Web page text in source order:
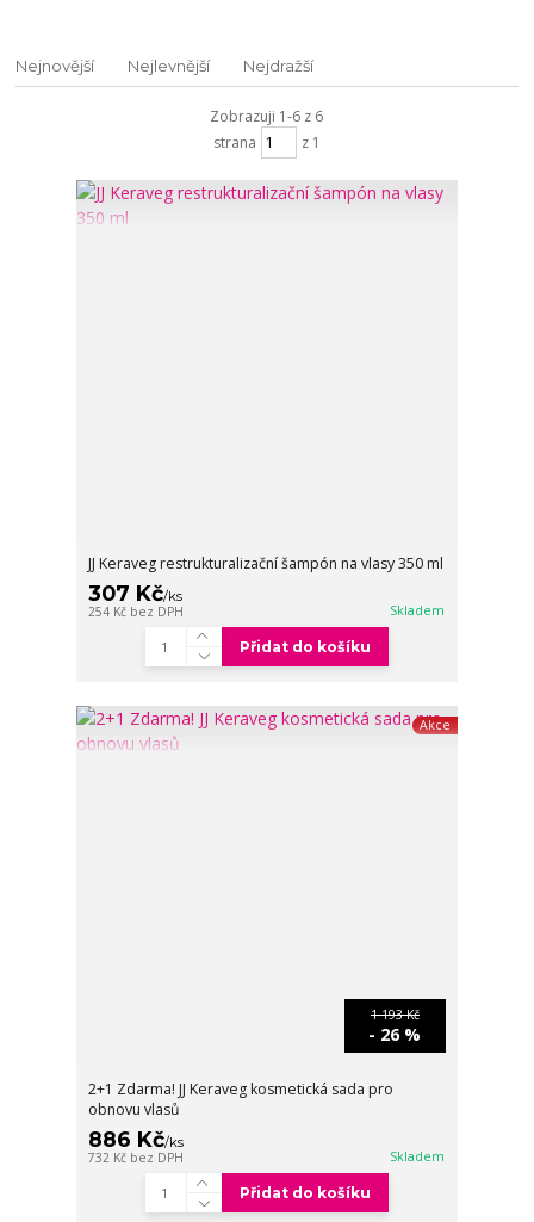
Nejnovější Nejlevnější Nejdražší
Zobrazuji 1-6 z 6
strana
z 1
JJ Keraveg restrukturalizační šampón na vlasy 350 ml
307 Kč/ks
254 Kč bez DPH Skladem
Přidat do košíku
Akce
1 193 Kč
- 26 %
2+1 Zdarma! JJ Keraveg kosmetická sada pro
obnovu vlasů
886 Kč/ks
732 Kč bez DPH Skladem
Přidat do košíku